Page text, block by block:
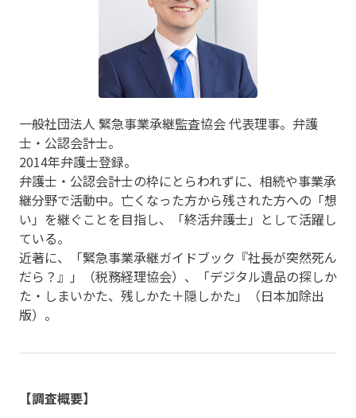
一般社団法人 緊急事業承継監査協会 代表理事。弁護
士・公認会計士。
2014年弁護士登録。
弁護士・公認会計士の枠にとらわれずに、相続や事業承
継分野で活動中。亡くなった方から残された方への「想
い」を継ぐことを目指し、「終活弁護士」として活躍し
ている。
近著に、「緊急事業承継ガイドブック『社長が突然死ん
だら？』」（税務経理協会）、「デジタル遺品の探しか
た・しまいかた、残しかた＋隠しかた」（日本加除出
版）。
【調査概要】